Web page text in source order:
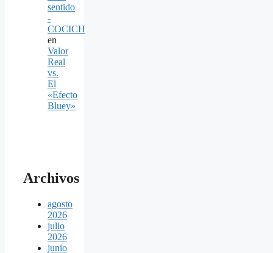
sentido
-
COCICH
en
Valor
Real
vs.
El
«Efecto
Bluey»
Archivos
agosto
2026
julio
2026
junio